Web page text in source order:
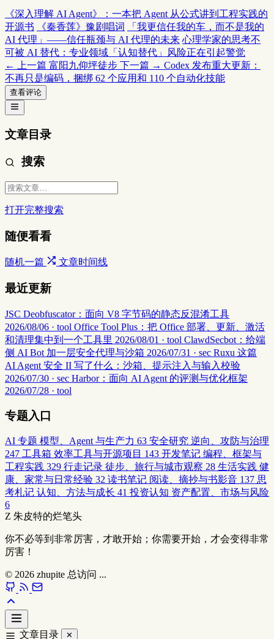
《深入理解 AI Agent》：一本把 Agent 从公式讲到工程实践的
开源书
《秦香莲》豫剧唱词
「我更信任我的车，而不是我的
AI 代理」——信任瓶颈与 AI 代理的未来 心理学家的思考不
可被 AI 替代：专业领域「认知替代」风险正在引起警觉
← 上一篇 富阳九仰坪徒步 下一篇 → Codex 发布重大更新：
不再只是编码，捆绑 62 个应用和 110 个自动化技能
查看评论
文章目录
搜索
打开完整搜索
随便看看
随机一篇 文章时间线
最近更新
JSC Deobfuscator：面向 V8 字节码的静态反混淆工具
2026/08/06 · tool Office Tool Plus：把 Office 部署、更新、激活
和清理集中到一个工具里 2026/08/01 · tool ClawdSecbot：给端
侧 AI Bot 加一层安全代理与沙箱 2026/07/31 · sec Ruxu 这篇
AI Agent 安全 II 写了什么：沙箱、提示注入与输入校验
2026/07/30 · sec Harbor：面向 AI Agent 的评测与优化框架
2026/07/28 · tool
专题入口
AI 专题 模型、Agent 与生产力 63 安全研究 逆向、攻防与治理
247 工具箱 效率工具与开源项目 143 开发笔记 编程、框架与
工程实践 329 行走记录 徒步、旅行与城市观察 28 生活实践 健
康、家常与日常经验 32 读书笔记 阅读、摘抄与书影音 137 思
考札记 认知、方法与成长 41 投资认知 资产配置、市场与风险
6
Z 朱皮特的烂笔头
你不必等到非常厉害，才敢开始；你需要开始，才会变得非常
厉害！
© 2026 zhupite 总访问 ...
文章目录 ✕